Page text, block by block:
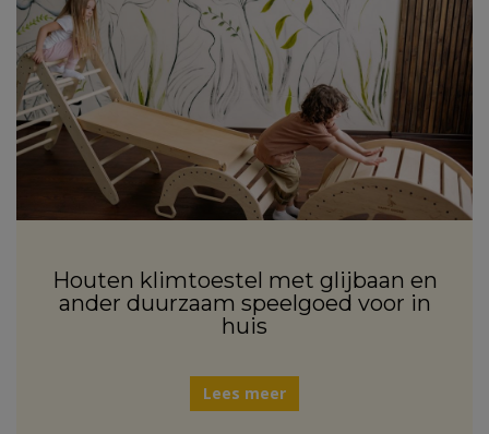
Houten klimtoestel met glijbaan en
ander duurzaam speelgoed voor in
huis
Lees meer